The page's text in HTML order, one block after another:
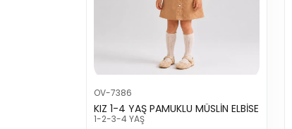
OV-7386
KIZ 1-4 YAŞ PAMUKLU MÜSLİN ELBİSE
1-2-3-4 YAŞ